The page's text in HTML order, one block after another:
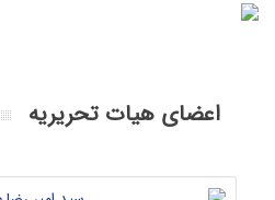
اعضای هیات تحریریه